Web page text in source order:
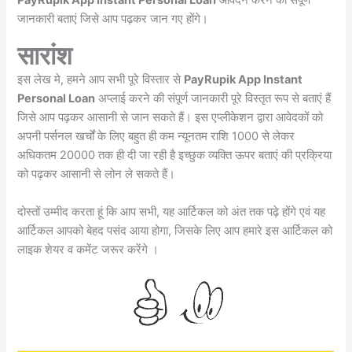
जानकारी बताएं जिसे आप पढ़कर जान गए होंगे।
सारांश
इस लेख मे, हमने आप सभी पूरे विस्तार से PayRupik App Instant
Personal Loan अप्लाई करने की संपूर्ण जानकारी पूरे विस्तृत रूप से बताएं हैं
जिसे आप पढ़कर आसानी से जान सकते हैं। इस एप्लीकेशन द्वारा आवेदकों को
अपनी पर्सनल खर्चों के लिए बहुत ही कम न्यूनतम राशि 1000 से लेकर
अधिकतम 20000 तक ही दी जा रही है इच्छुक व्यक्ति ऊपर बताएं की प्रक्रिया
को पढ़कर आसानी से लोन ले सकते हैं।
दोस्तों उम्मीद करता हूं कि आप सभी, यह आर्टिकल को अंत तक पढ़े होंगे एवं यह
आर्टिकल आपको बेहद पसंद आया होगा, जिसके लिए आप हमारे इस आर्टिकल को
लाइक शेयर व कमेंट जरूर करेंगे ।